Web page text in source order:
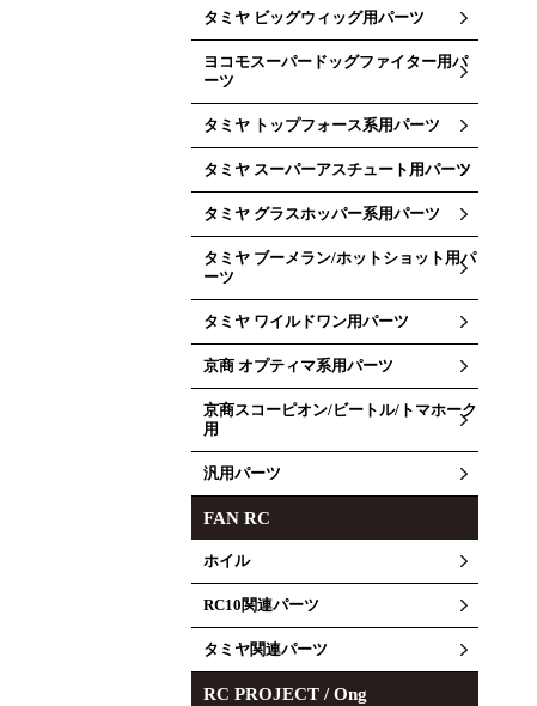
タミヤ ビッグウィッグ用パーツ
ヨコモスーパードッグファイター用パ
ーツ
タミヤ トップフォース系用パーツ
タミヤ スーパーアスチュート用パーツ
タミヤ グラスホッパー系用パーツ
タミヤ ブーメラン/ホットショット用パ
ーツ
タミヤ ワイルドワン用パーツ
京商 オプティマ系用パーツ
京商スコーピオン/ビートル/トマホーク
用
汎用パーツ
FAN RC
ホイル
RC10関連パーツ
タミヤ関連パーツ
RC PROJECT / Ong